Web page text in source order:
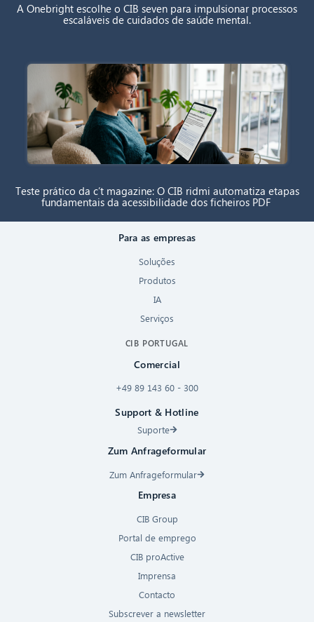
A Onebright escolhe o CIB seven para impulsionar processos
escaláveis de cuidados de saúde mental.
Teste prático da c’t magazine: O CIB ridmi automatiza etapas
fundamentais da acessibilidade dos ficheiros PDF
Para as empresas
Soluções
Produtos
IA
Serviços
CIB PORTUGAL
Comercial
+49 89 143 60 - 300
Support & Hotline
Suporte
Zum Anfrageformular
Zum Anfrageformular
Empresa
CIB Group
Portal de emprego
CIB proActive
Imprensa
Contacto
Subscrever a newsletter